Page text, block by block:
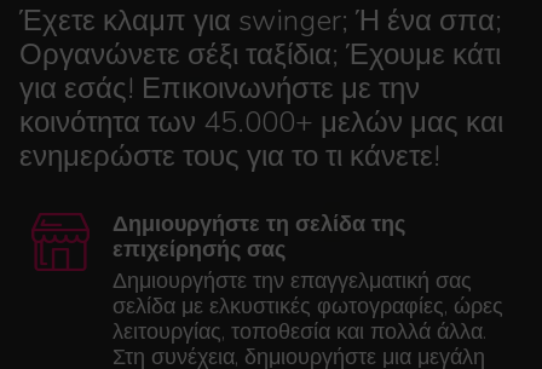
Έχετε κλαμπ για swinger; Ή ένα σπα;
Οργανώνετε σέξι ταξίδια; Έχουμε κάτι
για εσάς! Επικοινωνήστε με την
κοινότητα των 45.000+ μελών μας και
ενημερώστε τους για το τι κάνετε!
Δημιουργήστε τη σελίδα της
επιχείρησής σας
Δημιουργήστε την επαγγελματική σας
σελίδα με ελκυστικές φωτογραφίες, ώρες
λειτουργίας, τοποθεσία και πολλά άλλα.
Στη συνέχεια, δημιουργήστε μια μεγάλη